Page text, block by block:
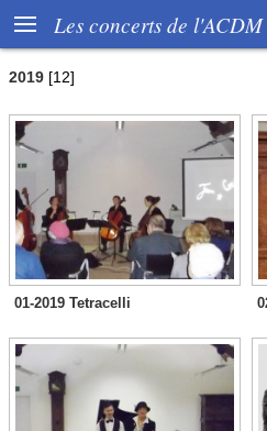
 Les concerts de l'ACDM
2019 [12]
01-2019 Tetracelli